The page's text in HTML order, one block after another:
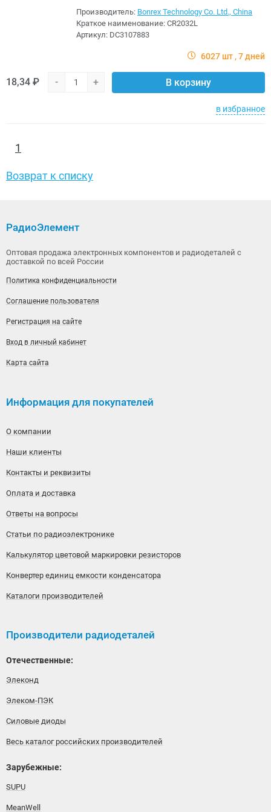
Производитель: Bonrex Technology Co. Ltd., China
Краткое наименование: CR2032L
Артикул: DC3107883
6027 шт 7 дней
18,34 ₽ - + В корзину
в избранное
1
Возврат к списку
РадиоЭлемент
Оптовая продажа электронных компонентов и радиодеталей с
доставкой по всей России
Политика конфиденциальности
Соглашение пользователя
Регистрация на сайте
Вход в личный кабинет
Карта сайта
Информация для покупателей
О компании
Наши клиенты
Контакты и реквизиты
Оплата и доставка
Ответы на вопросы
Статьи по радиоэлектронике
Калькулятор цветовой маркировки резисторов
Конвертер единиц емкости конденсатора
Каталоги производителей
Производители радиодеталей
Отечественные:
Элеконд
Элеком-ПЭК
Силовые диоды
Весь каталог российских производителей
Зарубежные:
SUPU
MeanWell